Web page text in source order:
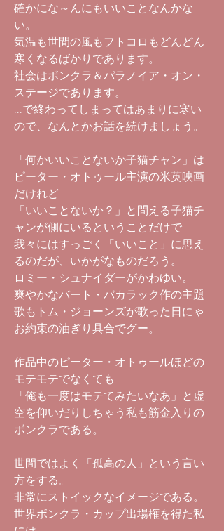
確かにな～んにもいいことなんかな
い。
気温も世間の風もフトコロもどんどん
寒くなるばかりであります。
社会はボンクラ＆パラノイア・オン・
ステージであります。
...で終わってしまってはあまりに寒い
ので、なんとかお話を続けましょう。
「何かいいことないか子猫チャン」は
ピーター・オトゥール主演の米英映画
だけれど
「いいことないか？」と問える子猫チ
ャンが側にいるということだけで
我々にはすっごく「いいこと」に思え
るのだが、いかがなものだろう。
ロミー・シュナイダーがかわゆい。
爽やかなバート・バカラック作の主題
歌もトム・ジョーンズが歌った日にゃ
お約束の油ぎり具合でグー。
作品中のピーター・オトゥールほどの
モテモテでなくても
「俺も一度はモテてみたいなあ」と虚
空を仰いだりしちゃう私も筋金入りの
ボンクラである。
世間ではよく「孤高の人」という言い
方をする。
非常にストイックなイメージである。
世界ボンクラ・カップ出場権を得た私